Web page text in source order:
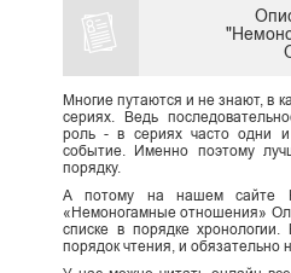
Многие путаются и не знают, в
сериях. Ведь
роль - в сериях часто одни
событие. Именно поэтому
порядку.
А потому на нашем сайте
«Немоногамные отношения»
списке в порядке
порядок чтения, и обязательно